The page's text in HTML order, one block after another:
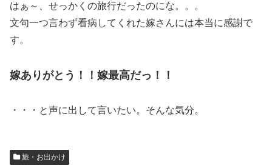
はぁ～、せっかくの旅行だったのにな。。。
文句一つ言わず看病してくれた嫁さんには本当に感謝で
す。
嫁ありがとう！！嫁最高だっ！！
・・・と声に出して言いたい。そんな気分。
旅・お出かけ